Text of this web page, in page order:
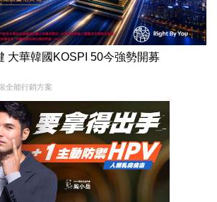
大華韓國KOSPI 50今強勢開募
全能行銷方案